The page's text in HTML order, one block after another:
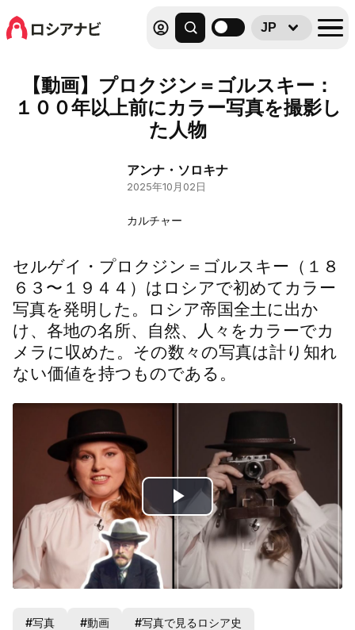
JP
【動画】プロクジン＝ゴルスキー：
１００年以上前にカラー写真を撮影し
た人物
アンナ・ソロキナ
2025年10月02日
カルチャー
セルゲイ・プロクジン＝ゴルスキー（１８
６３〜１９４４）はロシアで初めてカラー
写真を発明した。ロシア帝国全土に出か
け、各地の名所、自然、人々をカラーでカ
メラに収めた。その数々の写真は計り知れ
ない価値を持つものである。
Play
Video
#写真 #動画 #写真で見るロシア史